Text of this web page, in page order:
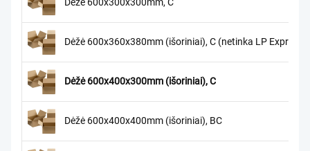
Dėžė 600x360x380mm (išoriniai), C (netinka LP Express
Dėžė 600x400x300mm (išoriniai), C
Dėžė 600x400x400mm (išoriniai), BC